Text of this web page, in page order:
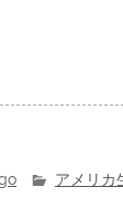
アメリカ